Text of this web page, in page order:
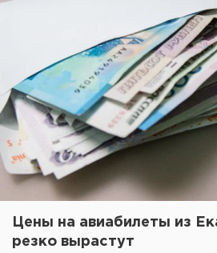
Цены на авиабилеты из
резко вырастут